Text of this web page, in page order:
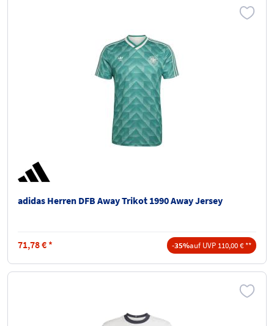
adidas Herren DFB Away Trikot 1990 Away Jersey
71,78€ * -35%auf UVP 110,00 € **